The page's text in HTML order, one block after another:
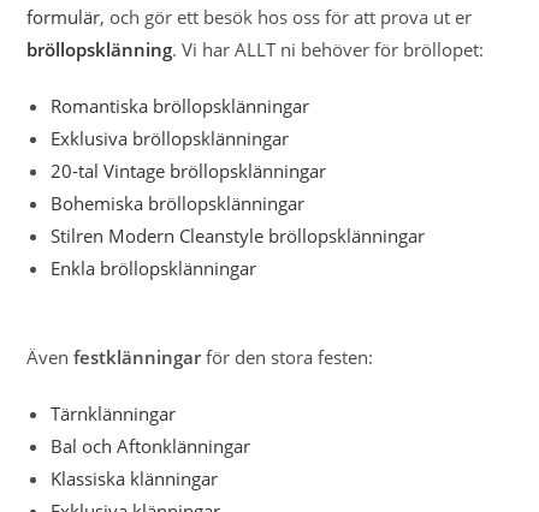
formulär, och gör ett besök hos oss för att prova ut er
bröllopsklänning. Vi har ALLT ni behöver för bröllopet:
Romantiska bröllopsklänningar
Exklusiva bröllopsklänningar
20-tal Vintage bröllopsklänningar
Bohemiska bröllopsklänningar
Stilren Modern Cleanstyle bröllopsklänningar
Enkla bröllopsklänningar
Ävenfestklänningarför den stora festen:
Tärnklänningar
Bal och Aftonklänningar
Klassiska klänningar